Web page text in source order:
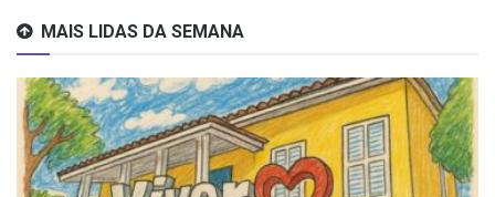
MAIS LIDAS DA SEMANA